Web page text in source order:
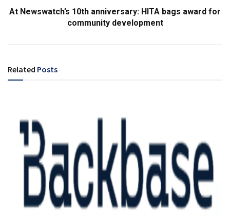
At Newswatch’s 10th anniversary: HITA bags award for
community development
Related Posts